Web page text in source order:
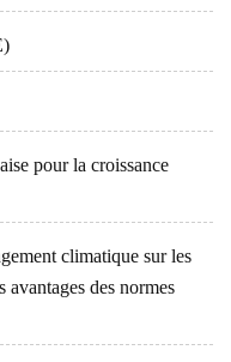
pour la croissance
climatique sur les
des normes